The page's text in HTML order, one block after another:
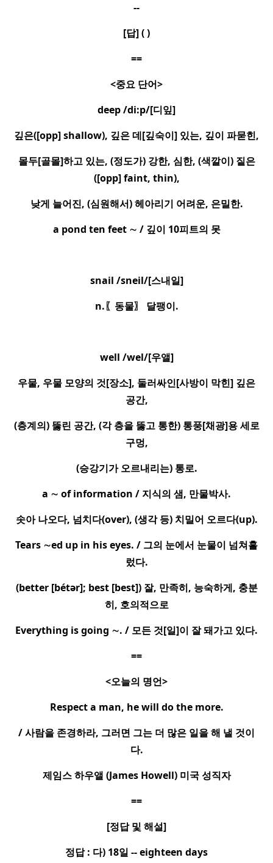
--
[답] ( )
==
<중요 단어>
deep /di:p/[디잎]
깊은([opp] shallow), 깊은 데[깊숙이] 있는, 깊이 파묻힌,
몰두[골몰]하고 있는, (정도가) 강한, 심한, (색깔이) 짙은
([opp] faint, thin),
낮게 늘어진, (심원해서)헤아리기 어려운, 은밀한.
a pond ten feet ∼ / 깊이 10피트의 못
snail /sneil/[스내일]
n.〖 동물〗 달팽이.
well /wel/[우앨]
우물, 우물 모양의 것[장소], 둘러싸인[사방이 막힌] 깊은
공간,
(층계의) 뚫린 공간, (각 층을 뚫고 통한) 통풍[채광]용 세로
구멍,
(승강기가 오르내리는) 통로.
a ∼ of information / 지식의 샘, 만물박사.
솟아 나오다, 넘치다(over), (생각 등)치밀어 오르다(up).
Tears ∼ed up in his eyes. / 그의 눈에서 눈물이 넘쳐흘
렀다.
(better [betər]; best [best]) 잘, 만족히, 능숙하게, 충분
히, 호의적으로
Everything is going ∼. / 모든 것[일]이 잘 돼가고 있다.
==
<오늘의 명언>
Respect a man, he will do the more.
/사람을 존경하라, 그러면 그는 더 많은 일을 해 낼 것이
다.
제임스 하우앨 (James Howell) 미국 성직자
==
[정답 및 해설]
정답: 다) 18일 -- eighteen days